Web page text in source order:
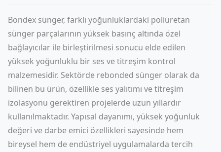
Bondex sünger, farklı yoğunluklardaki poliüretan
sünger parçalarının yüksek basınç altında özel
bağlayıcılar ile birleştirilmesi sonucu elde edilen
yüksek yoğunluklu bir ses ve titreşim kontrol
malzemesidir. Sektörde rebonded sünger olarak da
bilinen bu ürün, özellikle ses yalıtımı ve titreşim
izolasyonu gerektiren projelerde uzun yıllardır
kullanılmaktadır. Yapısal dayanımı, yüksek yoğunluk
değeri ve darbe emici özellikleri sayesinde hem
bireysel hem de endüstriyel uygulamalarda tercih